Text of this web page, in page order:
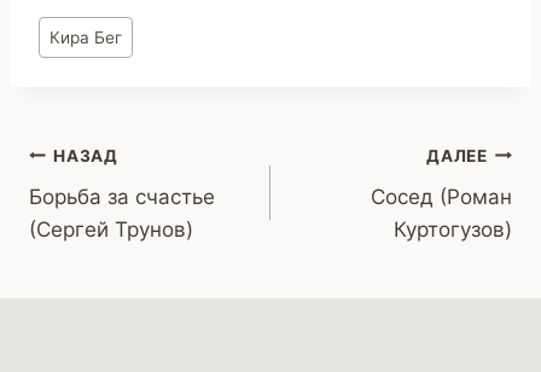
Метки
записи:
Кира Бег
Навигация
по
записям
НАЗАД
Борьба за счастье
(Сергей Трунов)
ДАЛЕЕ
Сосед (Роман
Куртогузов)